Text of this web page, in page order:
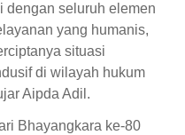
dengan seluruh elemen
yang humanis,
situasi
di wilayah hukum
Aipda Adil.
Bhayangkara ke-80